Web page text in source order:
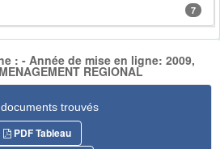
7
: - Année de mise en ligne: 2009,
REGIONAL
trouvés
PDF Tableau